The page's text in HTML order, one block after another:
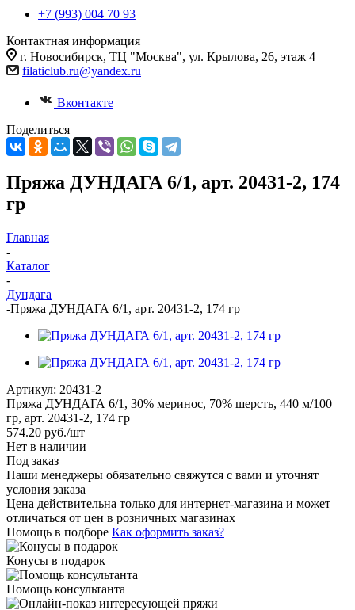
+7 (993) 004 70 93
Контактная информация
г. Новосибирск, ТЦ "Москва", ул. Крылова, 26, этаж 4
filaticlub.ru@yandex.ru
Вконтакте
Поделиться
Пряжа ДУНДАГА 6/1, арт. 20431-2, 174
гр
Главная
-
Каталог
-
Дундага
-Пряжа ДУНДАГА 6/1, арт. 20431-2, 174 гр
Артикул: 20431-2
Пряжа ДУНДАГА 6/1, 30% меринос, 70% шерсть, 440 м/100
гр, арт. 20431-2, 174 гр
574.20 руб./шт
Нет в наличии
Под заказ
Наши менеджеры обязательно свяжутся с вами и уточнят
условия заказа
Цена действительна только для интернет-магазина и может
отличаться от цен в розничных магазинах
Помощь в подборе Как оформить заказ?
Конусы в подарок
Помощь консультанта